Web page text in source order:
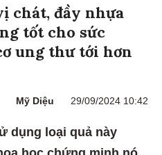
chát, đầy nhựa
tốt cho sức
ung thư tới hơn
Mỹ Diệu 29/09/2024 10:42
dụng loại quả này
học chứng minh nó